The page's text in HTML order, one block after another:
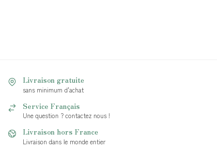
Livraison gratuite
sans minimum d'achat
Service Français
Une question ? contactez nous !
Livraison hors France
Livraison dans le monde entier